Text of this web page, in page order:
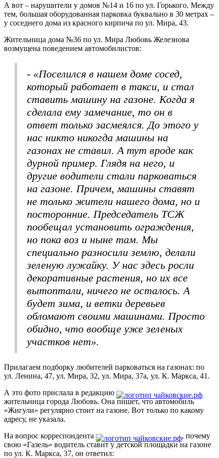
А вот – нарушители у домов №14 и 16 по ул. Горького. Между
тем, большая оборудованная парковка буквально в 30 метрах –
у соседнего дома из красного кирпича по ул. Мира, 43.
Жительница дома №36 по ул. Мира Любовь Железнова
возмущена поведением автомобилистов:
- «Поселился в нашем доме сосед,
который работает в такси, и стал
ставить машину на газоне. Когда я
сделала ему замечание, то он в
ответ только засмеялся. До этого у
нас никто никогда машины на
газонах не ставил. А тут вроде как
дурной пример. Глядя на него, и
другие водители стали парковаться
на газоне. Причем, машины ставят
не только жители нашего дома, но и
посторонние. Председатель ТСЖ
пообещал установить ограждения,
но пока воз и ныне там. Мы
специально разносили землю, делали
зеленую лужайку. У нас здесь росли
декоративные растения, но их все
вытоптали, ничего не осталось. А
будет зима, и ветки деревьев
обломают своими машинами. Просто
обидно, что вообще уже зеленых
участков нет».
Прилагаем подборку любителей парковаться на газонах: по
ул. Ленина, 47, ул. Мира, 32, ул. Мира, 37а, ул. К. Маркса, 41.
А это фото прислала в редакцию
жительница города Любовь. Она пишет, что автомобиль
«Жигули» регулярно стоит на газоне. Вот только по какому
адресу, не указала.
На вопрос корреспондента
, почему
свою «Газель» водитель ставит у детской площадки на газоне
по ул. К. Маркса, 37, он ответил: